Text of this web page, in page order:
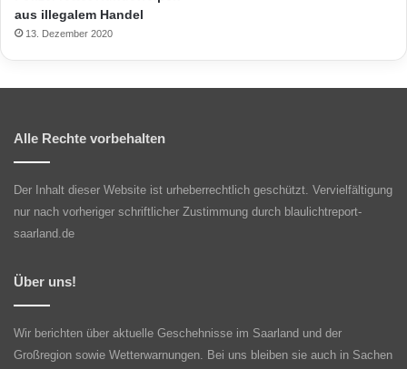
aus illegalem Handel
13. Dezember 2020
Alle Rechte vorbehalten
Der Inhalt dieser Website ist urheberrechtlich geschützt. Vervielfältigung
nur nach vorheriger schriftlicher Zustimmung durch blaulichtreport-
saarland.de
Über uns!
Wir berichten über aktuelle Geschehnisse im Saarland und der
Großregion sowie Wetterwarnungen. Bei uns bleiben sie auch in Sachen